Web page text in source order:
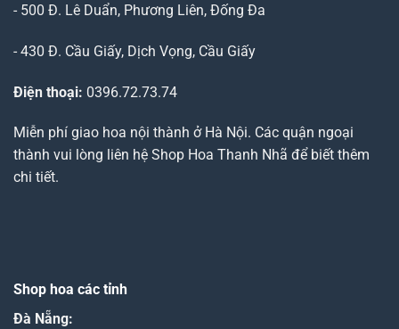
- 500 Đ. Lê Duẩn, Phương Liên, Đống Đa
- 430 Đ. Cầu Giấy, Dịch Vọng, Cầu Giấy
Điện thoại: 0396.72.73.74
Miễn phí giao hoa nội thành ở Hà Nội. Các quận ngoại
thành vui lòng liên hệ Shop Hoa Thanh Nhã để biết thêm
chi tiết.
Shop hoa các tỉnh
Đà Nẵng: